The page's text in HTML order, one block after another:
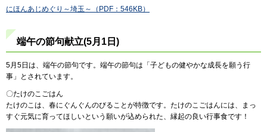
にほんあじめぐり～埼玉～（PDF：546KB）
端午の節句献立(5月1日)
5月5日は、端午の節句です。端午の節句は「子どもの健やかな成長を願う行
事」とされています。
〇たけのこごはん
たけのこは、春にぐんぐんのびることが特徴です。たけのこごはんには、まっ
すぐ元気に育ってほしいという願いが込められた、縁起の良い行事食です！